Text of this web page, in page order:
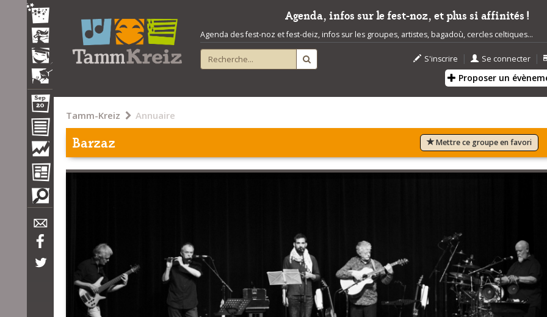
Agenda, infos sur le fest-noz, et plus si affinités !
Agenda des fest-noz et fest-deiz, infos sur les groupes, artistes, bagadoù, cercles celtiques...
S'inscrire | Se connecter |
Proposer un
Tamm-Kreiz Annuaire
Barzaz Mettre ce groupe en favori